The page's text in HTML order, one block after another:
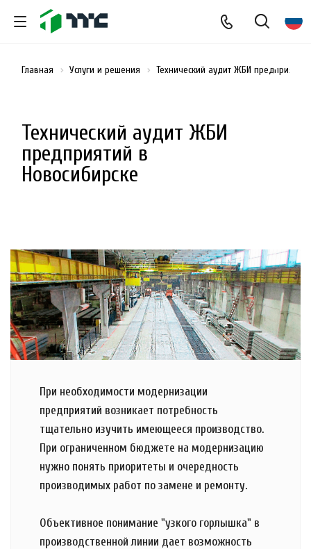
Технический аудит ЖБИ
предприятий в
Новосибирске
Главная Услуги и решения Технический аудит ЖБИ предприятий
При необходимости модернизации
предприятий возникает потребность
тщательно изучить имеющееся производство.
При ограниченном бюджете на модернизацию
нужно понять приоритеты и очередность
производимых работ по замене и ремонту.
Объективное понимание "узкого горлышка" в
производственной линии дает возможность